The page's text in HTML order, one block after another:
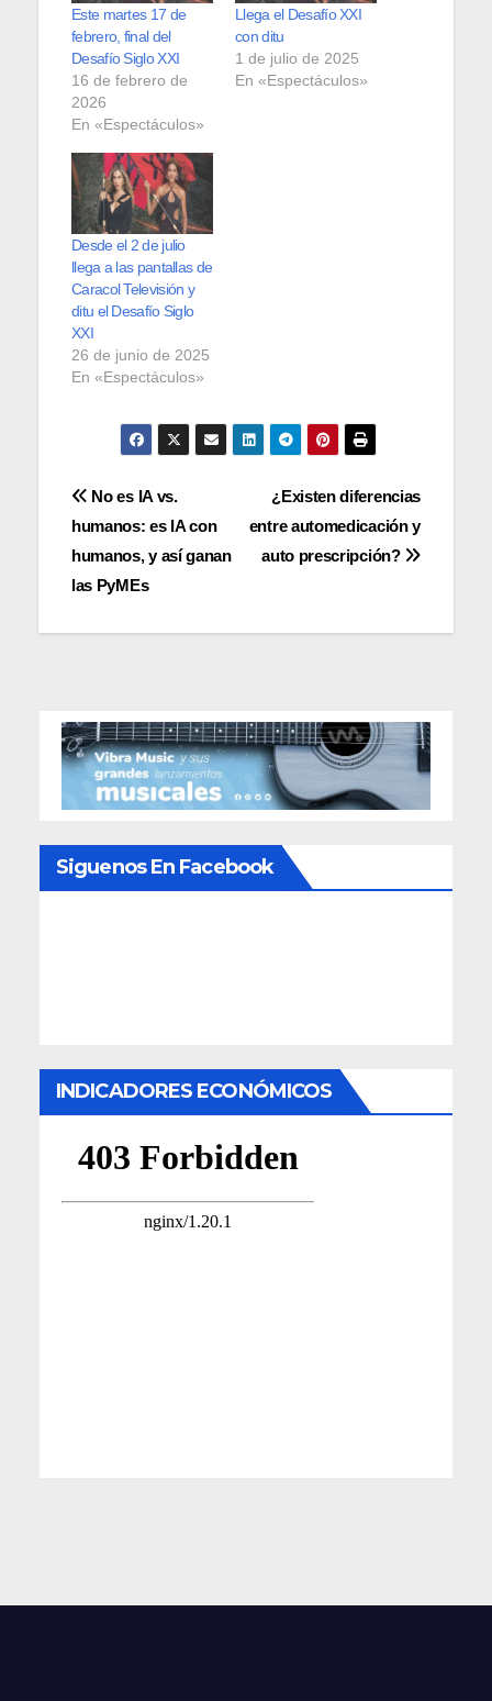
Este martes 17 de
febrero, final del
Desafío Siglo XXI
16 de febrero de
2026
En «Espectáculos»
Llega el Desafío XXI
con ditu
1 de julio de 2025
En «Espectáculos»
Desde el 2 de julio
llega a las pantallas de
Caracol Televisión y
ditu el Desafío Siglo
XXI
26 de junio de 2025
En «Espectáculos»
Navegación
de
entradas
¿Existen diferencias
entre automedicación y
auto prescripción?
No es IA vs.
humanos: es IA con
humanos, y así ganan
las PyMEs
Siguenos En Facebook
INDICADORES ECONÓMICOS